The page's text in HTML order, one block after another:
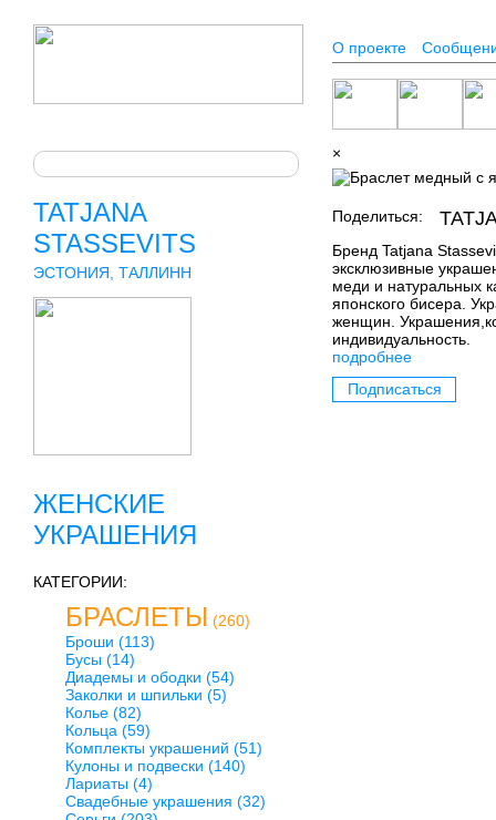
О проекте
TATJANA
STASSEVITS
ЭСТОНИЯ, ТАЛЛИНН
ЖЕНСКИЕ
УКРАШЕНИЯ
КАТЕГОРИИ:
БРАСЛЕТЫ (260)
Броши (113)
Бусы (14)
Диадемы и ободки (54)
Заколки и шпильки (5)
Колье (82)
Кольца (59)
Комплекты украшений (51)
Кулоны и подвески (140)
Лариаты (4)
Свадебные украшения (32)
×
Поделиться:
Бренд Tatjana
эксклюзивные
меди и натуральных
японского бисера.
женщин.
индивидуальность.
подробнее
Подписаться